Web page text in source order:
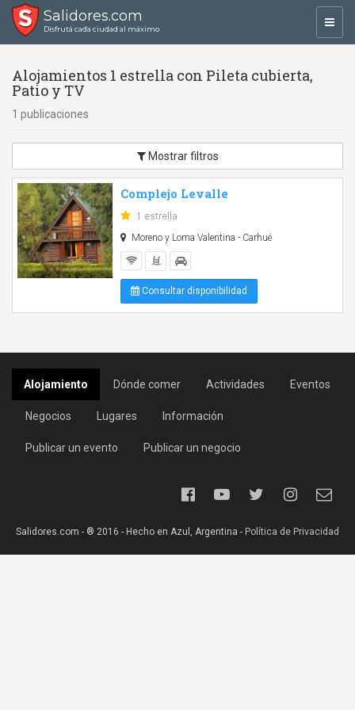
Salidores.com
Disfrutá cada ciudad al máximo
Alojamientos 1 estrella con Pileta cubierta,
Patio y TV
1 publicaciones
Mostrar filtros
Complejo Levalle
1 estrella
Moreno y Loma Valentina - Carhué
Consultar disponibilidad
Alojamiento Dónde comer Actividades Eventos
Negocios Lugares Información
Publicar un evento Publicar un negocio
Salidores.com - ® 2016 - Hecho en Azul, Argentina - Política de Privacidad